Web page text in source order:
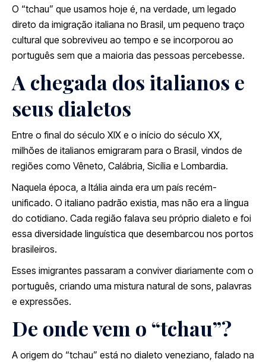
O “tchau” que usamos hoje é, na verdade, um legado
direto da imigração italiana no Brasil, um pequeno traço
cultural que sobreviveu ao tempo e se incorporou ao
português sem que a maioria das pessoas percebesse.
A chegada dos italianos e
seus dialetos
Entre o final do século XIX e o início do século XX,
milhões de italianos emigraram para o Brasil, vindos de
regiões como Vêneto, Calábria, Sicília e Lombardia.
Naquela época, a Itália ainda era um país recém-
unificado. O italiano padrão existia, mas não era a língua
do cotidiano. Cada região falava seu próprio dialeto e foi
essa diversidade linguística que desembarcou nos portos
brasileiros.
Esses imigrantes passaram a conviver diariamente com o
português, criando uma mistura natural de sons, palavras
e expressões.
De onde vem o “tchau”?
A origem do “tchau” está no dialeto veneziano, falado na